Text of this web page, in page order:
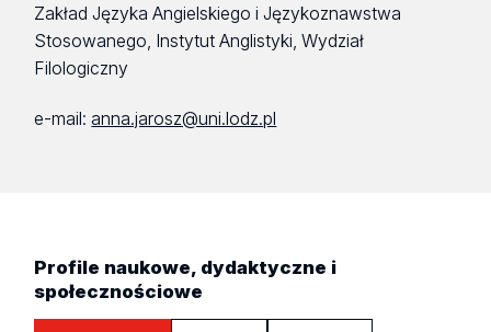
Zakład Języka Angielskiego i Językoznawstwa
Stosowanego, Instytut Anglistyki, Wydział
Filologiczny
e-mail:anna.jarosz@uni.lodz.pl
Profile naukowe, dydaktyczne i
społecznościowe